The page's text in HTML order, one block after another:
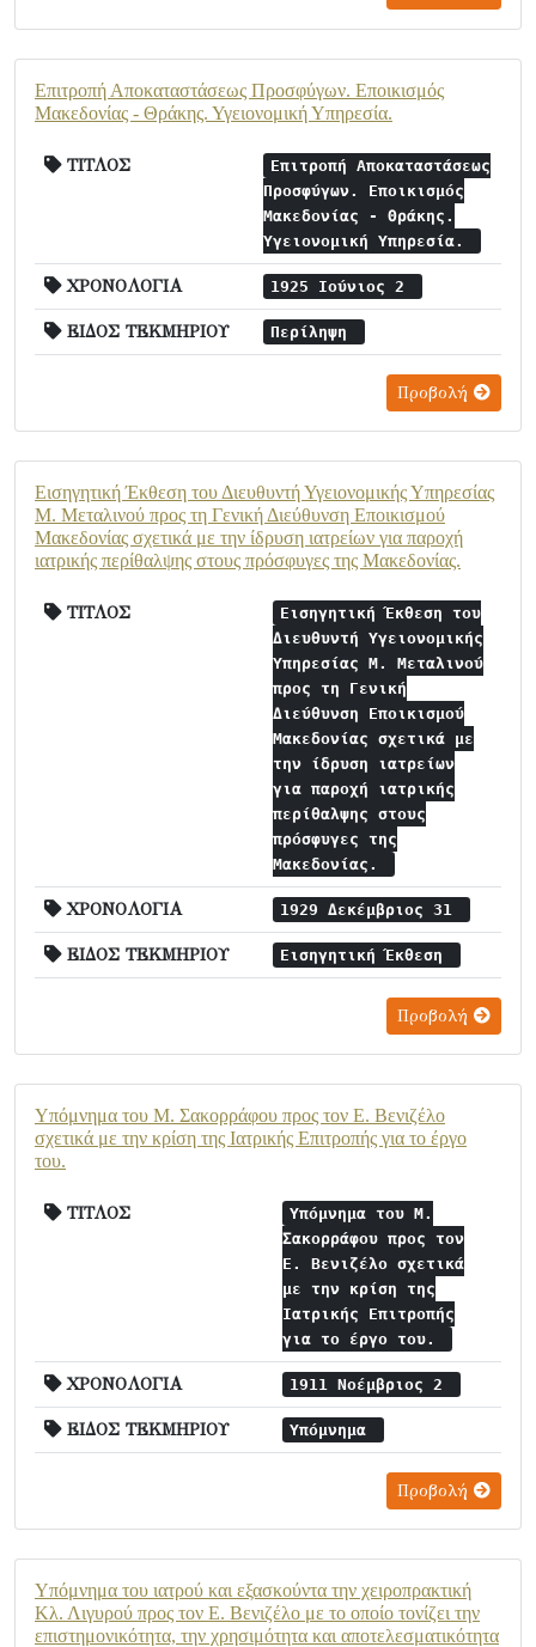
Επιτροπή Αποκαταστάσεως Προσφύγων. Εποικισμός
Μακεδονίας - Θράκης. Υγειονομική Υπηρεσία.
ΤΙΤΛΟΣ
Επιτροπή Αποκαταστάσεως
Προσφύγων. Εποικισμός
Μακεδονίας - Θράκης.
Υγειονομική Υπηρεσία.
ΧΡΟΝΟΛΟΓΙΑ 1925 Ιούνιος 2
ΕΙΔΟΣ ΤΕΚΜΗΡΙΟΥ Περίληψη
Προβολή
Εισηγητική Έκθεση του Διευθυντή Υγειονομικής Υπηρεσίας
Μ. Μεταλινού προς τη Γενική Διεύθυνση Εποικισμού
Μακεδονίας σχετικά με την ίδρυση ιατρείων για παροχή
ιατρικής περίθαλψης στους πρόσφυγες της Μακεδονίας.
ΤΙΤΛΟΣ
Εισηγητική Έκθεση του
Διευθυντή Υγειονομικής
Υπηρεσίας Μ. Μεταλινού
προς τη Γενική
Διεύθυνση Εποικισμού
Μακεδονίας σχετικά με
την ίδρυση ιατρείων
για παροχή ιατρικής
περίθαλψης στους
πρόσφυγες της
Μακεδονίας.
ΧΡΟΝΟΛΟΓΙΑ 1929 Δεκέμβριος 31
ΕΙΔΟΣ ΤΕΚΜΗΡΙΟΥ Εισηγητική Έκθεση
Προβολή
Υπόμνημα του Μ. Σακορράφου προς τον Ε. Βενιζέλο
σχετικά με την κρίση της Ιατρικής Επιτροπής για το έργο
του.
ΤΙΤΛΟΣ
Υπόμνημα του Μ.
Σακορράφου προς τον
Ε. Βενιζέλο σχετικά
με την κρίση της
Ιατρικής Επιτροπής
για το έργο του.
ΧΡΟΝΟΛΟΓΙΑ 1911 Νοέμβριος 2
ΕΙΔΟΣ ΤΕΚΜΗΡΙΟΥ Υπόμνημα
Προβολή
Υπόμνημα του ιατρού και εξασκούντα την χειροπρακτική
Κλ. Λιγυρού προς τον Ε. Βενιζέλο με το οποίο τονίζει την
επιστημονικότητα, την χρησιμότητα και αποτελεσματικότητα